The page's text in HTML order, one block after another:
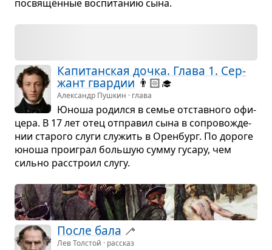
посвящён­ные вос­пи­та­нию сына.
Капи­тан­ская дочка. Глава 1. Сер­
жант гвар­дии 👨🏻‍🎓
Александр Пушкин · глава
Юноша родился в семье отстав­ного офи­
цера. В 17 лет отец отпра­вил сына в сопро­во­жде­
нии ста­рого слуги слу­жить в Орен­бург. По дороге
юноша про­играл боль­шую сумму гусару, чем
сильно рас­строил слугу.
После бала 🦯
Лев Толстой · рассказ